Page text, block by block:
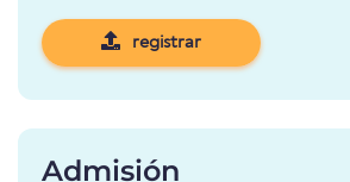
registrar
Admisión